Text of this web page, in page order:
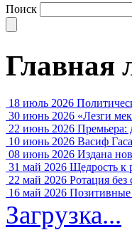
Поиск
Главная
18 июль 2026
30 июнь 2026 «Лезги
22 июнь 2026 Премьера:
10 июнь 2026 Васиф
08 июнь 2026 Издана
31 май 2026 Щедрость к
22 май 2026 Ротация
16 май 2026 Позитивные
Загрузка...